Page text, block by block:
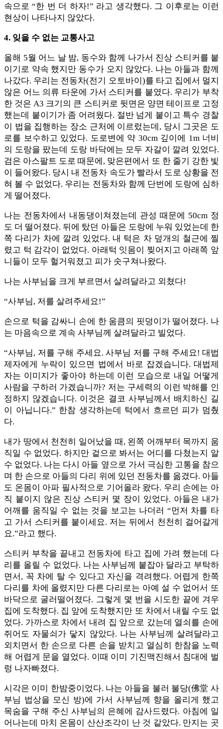
속으로 “한 번 더 하자!” 라고 생각했다. 그 이후로는 이런
현상이 나타나지 않았다.
4. 잊을 수 없는 교통사고
올해 5월 어느 날 밤, 동수와 함께 나가서 진상 스티커를 붙
이기로 약속 했지만 동수가 오지 않았다. 나는 아들과 함께
나갔다. 우리는 전동차(전기 오토바이)를 타고 집에서 멀지
않은 어느 의류 타운에 가서 스티커를 붙였다. 우리가 부착
한 것은 A3 크기의 큰 스티커로 뒷면은 양면 테이프로 고정
했는데 붙이기가 좀 어려웠다. 절반 넘게 붙이고 특수 경찰
이 법을 집행하는 장소 근처에 이르렀는데, 당시 그곳은 도
로를 보수하고 있었다. 도로변에 약 30cm 깊이에 1m 너비
의 도랑을 팠는데 도랑 바닥에는 모두 자갈이 깔려 있었다.
검은 아스팔트 도로 때문에, 맞은편에서 또 한 줄기 강한 빛
이 들어왔다. 당시 내 전동차 속도가 빨라서 도로 상황을 전
혀 볼 수 없었다. 우리는 전동차와 함께 단번에 도랑에 심하
게 떨어졌다.
나는 전동차에서 내동댕이쳐졌는데 관성 때문에 50cm 정
도 더 떨어졌다. 뒤에 탔던 아들은 도랑에 누워 있었는데 한
쪽 다리가 차에 깔려 있었다. 내 턱은 차 덮개의 철근에 찔
렸고 턱 감각이 없었다. 아래턱 잇몸이 찢어지고 아래쪽 앞
니들이 모두 헐거워졌고 피가 솟구쳐나왔다.
나는 사부님을 크게 부르면서 살려달라고 외쳤다!
“사부님, 저를 살려주세요!”
손으로 턱을 감싸니 손에 한 움큼의 핏덩이가 떨어졌다. 나
는 마음속으로 계속 사부님께 살려달라고 빌었다.
“사부님, 저를 구해 주세요. 사부님 저를 구해 주세요! 대법
제자에게 누락이 있으면 법에서 바로 잡겠습니다. 대법제
자는 이미지가 좋아야 하는데 이런 모습으로 내일 어떻게
사람을 구하러 가겠습니까? 저는 구세력의 이런 박해를 인
정하지 않겠습니다. 이것은 결코 사부님께서 배치하신 길
이 아닙니다.” 한참 생각하는데 턱에서 흐르던 피가 멈췄
다.
내가 땅에서 천천히 일어났을 때, 왼쪽 어깨부터 목까지 움
직일 수 없었다. 하지만 겉으로 봐서는 어디를 다쳤는지 알
수 없었다. 나는 다시 아들 옆으로 가서 극심한 고통을 참으
며 한 손으로 아들의 다리 위에 있던 전동차를 옮겼다. 아들
도 온몸이 아파 필사적으로 기어올라 왔다. 우리 손에는 아
직 붙이지 않은 진상 스티커 몇 장이 있었다. 아들은 내가
어깨를 움직일 수 없는 것을 보고는 나더러 “먼저 차를 타
고 가서 스티커를 붙이세요. 저는 뒤에서 천천히 걸어갈게
요.”라고 했다.
스티커 부착을 끝내고 전동차에 타고 집에 가려 했는데 다
리를 올릴 수 없었다. 나는 사부님께 붙잡아 달라고 부탁하
면서, 꼭 차에 탈 수 있다고 자신을 격려했다. 어렵게 한쪽
다리를 차에 올렸지만 다른 다리로는 아예 설 수 없어서 또
바닥으로 굴러떨어졌다. 그렇게 몇 번을 시도한 끝에 겨우
집에 도착했다. 집 앞에 도착했지만 또 차에서 내릴 수도 없
었다. 가까스로 차에서 내려 집 앞으로 갔는데 열쇠를 손에
쥐어도 자물쇠가 닿지 않았다. 나는 사부님께 살려달라고
외치면서 한 손으로 다른 손을 받치고 열심히 한참을 노력
해 어렵게 문을 열었다. 이때 이미 기진맥진해서 침대에 벌
렁 나자빠졌다.
시각은 이미 한밤중이었다. 나는 아들을 불러 불당(佛堂 사
부님 법상을 모신 방)에 가서 사부님께 향을 올리게 했고
목숨을 구해 주신 사부님의 은혜에 감사드렸다. 아침에 일
어나는데 마치 온몸이 산산조각이 난 것 같았다. 만지는 곳